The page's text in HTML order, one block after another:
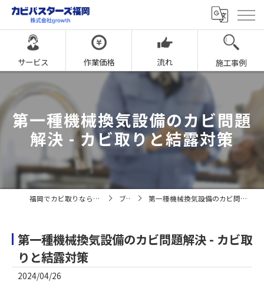
サービス 作業価格 流れ 施工事例
第一種機械換気設備のカビ問題
解決 - カビ取りと結露対策
福岡でカビ取りならカビバスターズ福岡 ブログ 第一種機械換気設備のカビ問題解決 - カビ取りと結露対策
第一種機械換気設備のカビ問題解決 - カビ取
りと結露対策
2024/04/26